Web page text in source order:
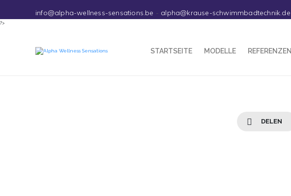
info@alpha-wellness-sensations.be - alpha@krause-schwimmbadtechnik.de
?>
STARTSEITE MODELLE REFERENZEN
DELEN